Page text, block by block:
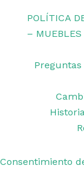
POLÍTICA
–
Consentimiento